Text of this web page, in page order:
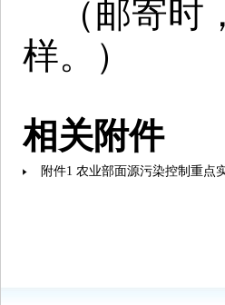
（邮寄时
样。）
相关附件
附件1 农业部面源污染控制重点